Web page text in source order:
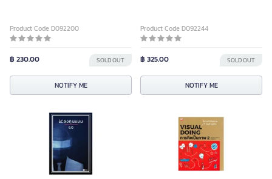
Product Code D092200
฿ 230.00 SOLD OUT
NOTIFY ME
Product Code D092244
฿ 325.00 SOLD OUT
NOTIFY ME